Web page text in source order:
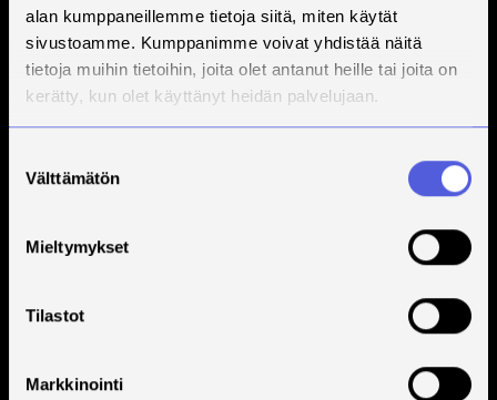
alan kumppaneillemme tietoja siitä, miten käytät
sivustoamme. Kumppanimme voivat yhdistää näitä
tietoja muihin tietoihin, joita olet antanut heille tai joita on
kerätty, kun olet käyttänyt heidän palvelujaan.
valinta
Välttämätön
Mieltymykset
Tilastot
Markkinointi